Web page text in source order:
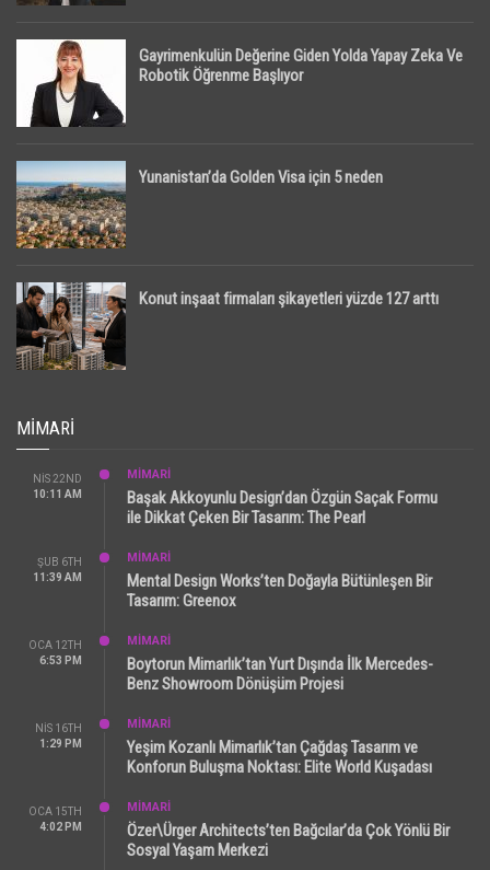
Gayrimenkulün Değerine Giden Yolda Yapay Zeka Ve
Robotik Öğrenme Başlıyor
Yunanistan’da Golden Visa için 5 neden
Konut inşaat firmaları şikayetleri yüzde 127 arttı
MIMARI
NIS 22ND
10:11 AM
MİMARİ
Başak Akkoyunlu Design’dan Özgün Saçak Formu
ile Dikkat Çeken Bir Tasarım: The Pearl
ŞUB 6TH
11:39 AM
MİMARİ
Mental Design Works’ten Doğayla Bütünleşen Bir
Tasarım: Greenox
OCA 12TH
6:53 PM
MİMARİ
Boytorun Mimarlık’tan Yurt Dışında İlk Mercedes-
Benz Showroom Dönüşüm Projesi
NIS 16TH
1:29 PM
MİMARİ
Yeşim Kozanlı Mimarlık’tan Çağdaş Tasarım ve
Konforun Buluşma Noktası: Elite World Kuşadası
OCA 15TH
4:02 PM
MİMARİ
Özer\Ürger Architects’ten Bağcılar’da Çok Yönlü Bir
Sosyal Yaşam Merkezi